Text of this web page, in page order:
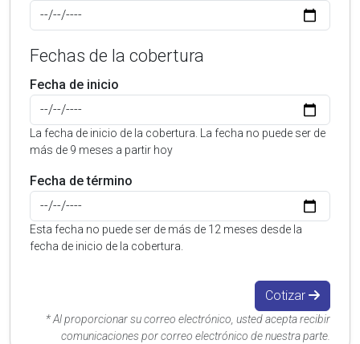
Fechas de la cobertura
Fecha de inicio
La fecha de inicio de la cobertura. La fecha no puede ser de
más de 9 meses a partir hoy
Fecha de término
Esta fecha no puede ser de más de 12 meses desde la
fecha de inicio de la cobertura.
Cotizar
* Al proporcionar su correo electrónico, usted acepta recibir
comunicaciones por correo electrónico de nuestra parte.